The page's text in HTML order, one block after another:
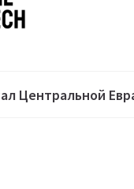
Центральной